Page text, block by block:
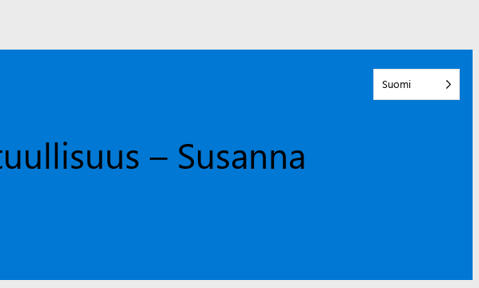
Suomi
– Susanna